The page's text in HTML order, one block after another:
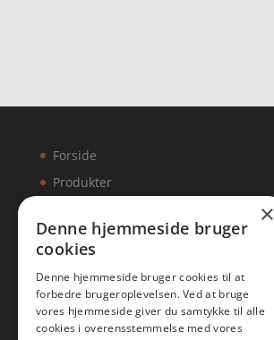
Forside
Produkter
Artikler
Malawigruppen
×
Denne hjemmeside bruger
cookies
Denne hjemmeside bruger cookies til at
forbedre brugeroplevelsen. Ved at bruge
vores hjemmeside giver du samtykke til alle
cookies i overensstemmelse med vores